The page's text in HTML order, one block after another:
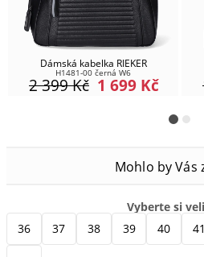
Dámská kabelka RIEKER
H1481-00 černá W6
1 699 Kč
2 399Kč
Mohlo by Vás
Vyberte si
36
37 38 39 40 41